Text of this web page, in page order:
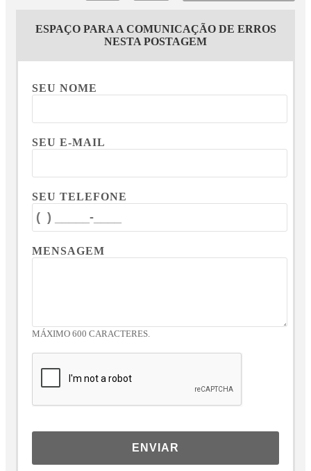
ESPAÇO PARA A COMUNICAÇÃO DE ERROS
NESTA POSTAGEM
SEU NOME
SEU E-MAIL
SEU TELEFONE
MENSAGEM
MÁXIMO 600 CARACTERES.
ENVIAR